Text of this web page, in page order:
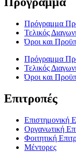
Πρόγραμμα
Τελικός
Όροι και
Πρόγραμμα
Τελικός
Όροι και
Επιτροπές
Επιστημονική
Οργανωτική
Φοιτητική
Μέντορες